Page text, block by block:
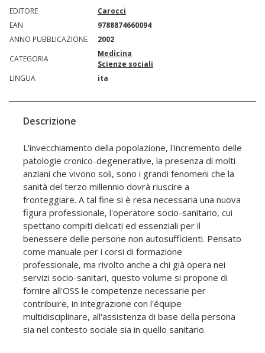
EDITORE
Carocci
EAN
9788874660094
ANNO PUBBLICAZIONE
2002
CATEGORIA
Medicina
Scienze sociali
LINGUA
ita
Descrizione
L'invecchiamento della popolazione, l'incremento delle
patologie cronico-degenerative, la presenza di molti
anziani che vivono soli, sono i grandi fenomeni che la
sanità del terzo millennio dovrà riuscire a
fronteggiare. A tal fine si è resa necessaria una nuova
figura professionale, l'operatore socio-sanitario, cui
spettano compiti delicati ed essenziali per il
benessere delle persone non autosufficienti. Pensato
come manuale per i corsi di formazione
professionale, ma rivolto anche a chi già opera nei
servizi socio-sanitari, questo volume si propone di
fornire all'OSS le competenze necessarie per
contribuire, in integrazione con l'équipe
multidisciplinare, all'assistenza di base della persona
sia nel contesto sociale sia in quello sanitario.